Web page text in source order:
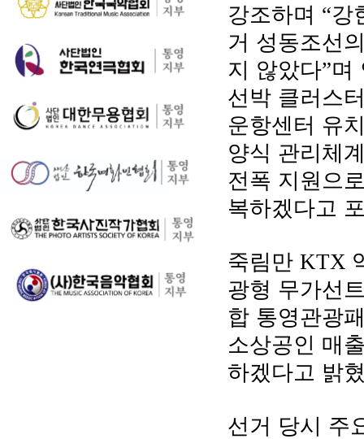
강조하며 “강
거 성동조선
지 않았다”며
선박 클러스
운항센터 유
양식 관리체
전폭 지원으
복하겠다고
죽림만 KTX
광형 무가선
합 통영관광
소상공인 매
하겠다고 밝
선거 당시 주